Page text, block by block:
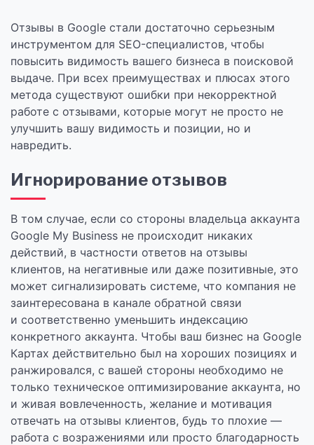
Отзывы в Google стали достаточно серьезным
инструментом для SEO-специалистов, чтобы
повысить видимость вашего бизнеса в поисковой
выдаче. При всех преимуществах и плюсах этого
метода существуют ошибки при некорректной
работе с отзывами, которые могут не просто не
улучшить вашу видимость и позиции, но и
навредить.
Игнорирование отзывов
В том случае, если со стороны владельца аккаунта
Google My Business не происходит никаких
действий, в частности ответов на отзывы
клиентов, на негативные или даже позитивные, это
может сигнализировать системе, что компания не
заинтересована в канале обратной связи
и соответственно уменьшить индексацию
конкретного аккаунта. Чтобы ваш бизнес на Google
Картах действительно был на хороших позициях и
ранжировался, с вашей стороны необходимо не
только техническое оптимизирование аккаунта, но
и живая вовлеченность, желание и мотивация
отвечать на отзывы клиентов, будь то плохие —
работа с возражениями или просто благодарность